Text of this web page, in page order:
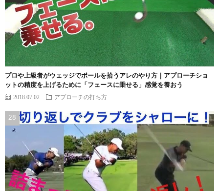
プロや上級者がウェッジでボールを拾うアレのやり方｜アプローチショ
ットの精度を上げるために「フェースに乗せる」感覚を養おう
2018.07.02 アプローチの打ち方